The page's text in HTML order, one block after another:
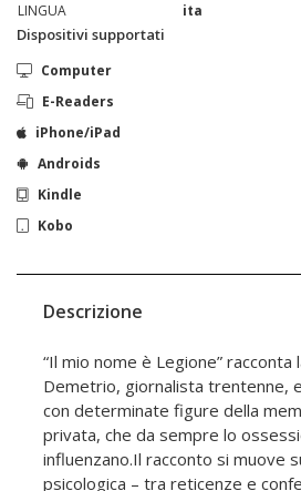
LINGUA
ita
Dispositivi supportati
Computer
E-Readers
iPhone/iPad
Androids
Kindle
Kobo
Descrizione
“Il mio nome è Legione” racconta
Demetrio, giornalista trentenne,
con determinate figure della
privata, che da sempre lo
influenzano.Il racconto si muove
psicologica – tra reticenze e